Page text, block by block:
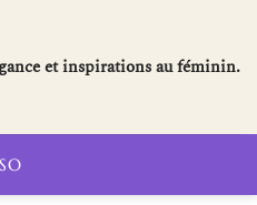
et inspirations au féminin.